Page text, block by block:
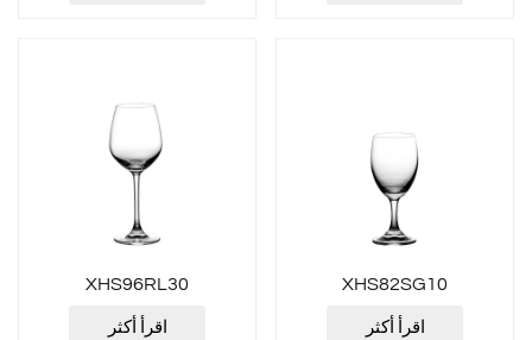
XHS96RL30
اقرأ أكثر
XHS82SG10
اقرأ أكثر